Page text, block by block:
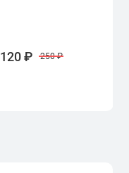
120 ₽ 250 ₽